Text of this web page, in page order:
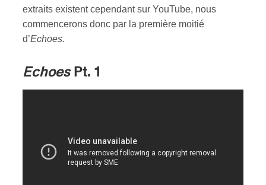
extraits existent cependant sur YouTube, nous
commencerons donc par la première moitié
d’Echoes.
EchoesPt. 1